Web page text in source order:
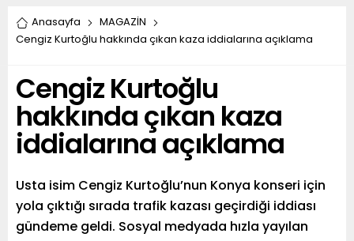
Anasayfa
MAGAZİN
Cengiz Kurtoğlu hakkında çıkan kaza iddialarına açıklama
Cengiz Kurtoğlu
hakkında çıkan kaza
iddialarına açıklama
Usta isim Cengiz Kurtoğlu’nun Konya konseri için
yola çıktığı sırada trafik kazası geçirdiği iddiası
gündeme geldi. Sosyal medyada hızla yayılan